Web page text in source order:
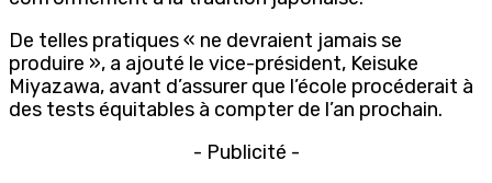
De telles pratiques « ne devraient jamais se
produire », a ajouté le vice-président, Keisuke
Miyazawa, avant d’assurer que l’école procéderait à
des tests équitables à compter de l’an prochain.
- Publicité -